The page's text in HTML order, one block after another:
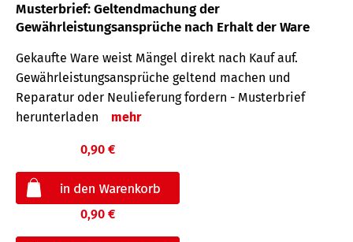
Musterbrief: Geltendmachung der
Gewährleistungsansprüche nach Erhalt der Ware
Gekaufte Ware weist Mängel direkt nach Kauf auf.
Gewährleistungsansprüche geltend machen und
Reparatur oder Neulieferung fordern - Musterbrief
herunterladen
mehr
0,90 €
0,90 €